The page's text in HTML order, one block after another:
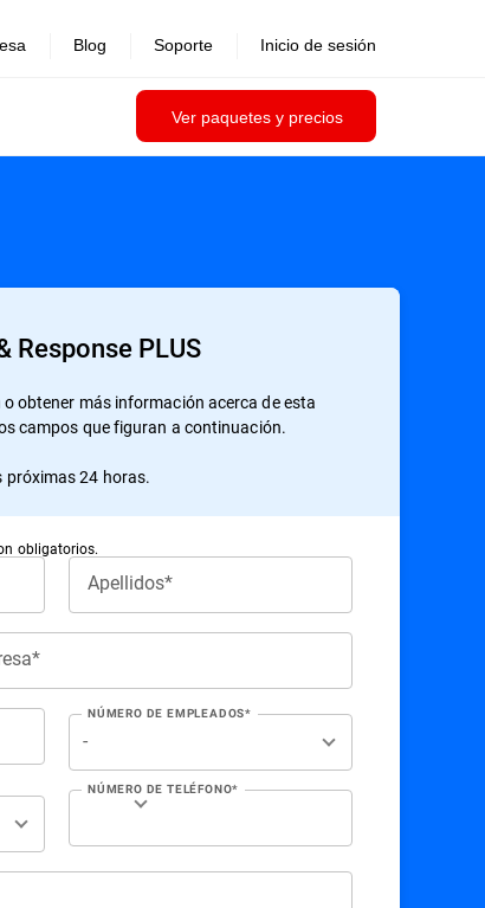
Ver paquetes y precios
Blog Soporte Inicio de sesión
Response PLUS
obtener más información acerca de esta
campos que figuran a continuación.
próximas 24 horas.
obligatorios.
Apellidos*
NÚMERO DE EMPLEADOS*
NÚMERO DE TELÉFONO*